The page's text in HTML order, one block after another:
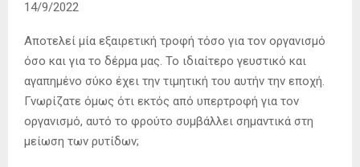
14/9/2022
Αποτελεί μία εξαιρετική τροφή τόσο για τον οργανισμό
όσο και για το δέρμα μας. Το ιδιαίτερο γευστικό και
αγαπημένο σύκο έχει την τιμητική του αυτήν την εποχή.
Γνωρίζατε όμως ότι εκτός από υπερτροφή για τον
οργανισμό, αυτό το φρούτο συμβάλλει σημαντικά στη
μείωση των ρυτίδων;